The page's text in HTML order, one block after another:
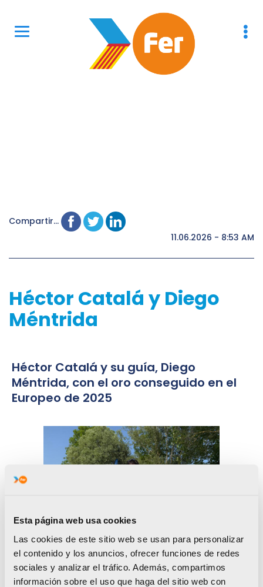
Esta página web usa cookies
Las cookies de este sitio web se usan para personalizar
el contenido y los anuncios, ofrecer funciones de redes
sociales y analizar el tráfico. Además, compartimos
información sobre el uso que haga del sitio web con
Compartir...
11.06.2026 - 8:53 AM
Héctor Catalá y Diego
Méntrida
Héctor Catalá y su guía, Diego
Méntrida, con el oro conseguido en el
Europeo de 2025